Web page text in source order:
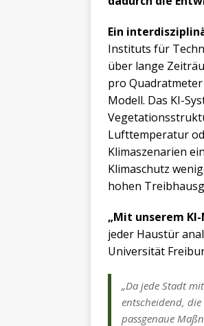
Ein
Instituts für
über lange
pro
Modell. Das KI-
Lufttemperatur
Klimaszenarien
Klimaschutz
hohen
„Mit unserem
jeder Haustür
Universität
„Da jede Stadt
entscheidend,
passgenaue